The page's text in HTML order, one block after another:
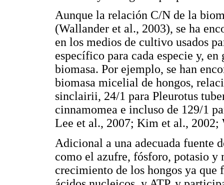
Aunque la relación C/N de la
(Wallander et al., 2003), se ha
en los medios de cultivo usados
específico para cada especie y,
biomasa. Por ejemplo, se han
biomasa micelial de hongos,
sinclairii, 24/1 para Pleurotus
cinnamomea e incluso de 129/1
Lee et al., 2007; Kim et al., 2002;
Adicional a una adecuada fuente
como el azufre, fósforo, potasio y
crecimiento de los hongos ya que